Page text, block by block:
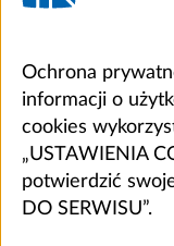
Ochrona
informacji o
cookies
„USTAWIENIA
potwierdzić
DO SERWISU”.